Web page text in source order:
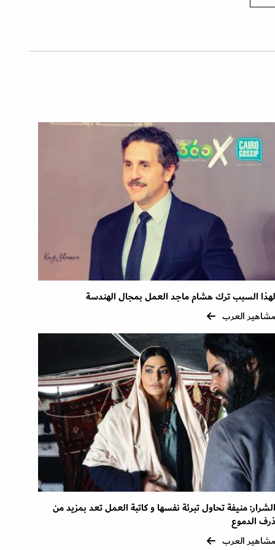
لهذا السبب ترك هشام ماجد العمل بمجال الهندسة
مشاهير العرب
الشرار: منيفة تحاول تبرئة نفسها و كاتبة العمل تعد بمزيد من
ذرف الدموع
مشاهير العرب